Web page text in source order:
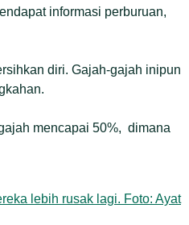
informasi perburuan,
diri. Gajah-gajah inipun
mencapai 50%, dimana